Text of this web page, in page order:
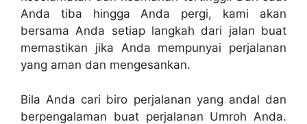
Anda tiba hingga Anda pergi, kami akan
bersama Anda setiap langkah dari jalan buat
memastikan jika Anda mempunyai perjalanan
yang aman dan mengesankan.
Bila Anda cari biro perjalanan yang andal dan
berpengalaman buat perjalanan Umroh Anda.